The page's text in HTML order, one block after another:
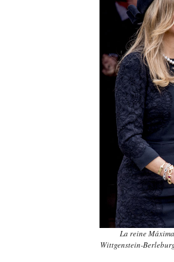
La reine
Wittgenstein-